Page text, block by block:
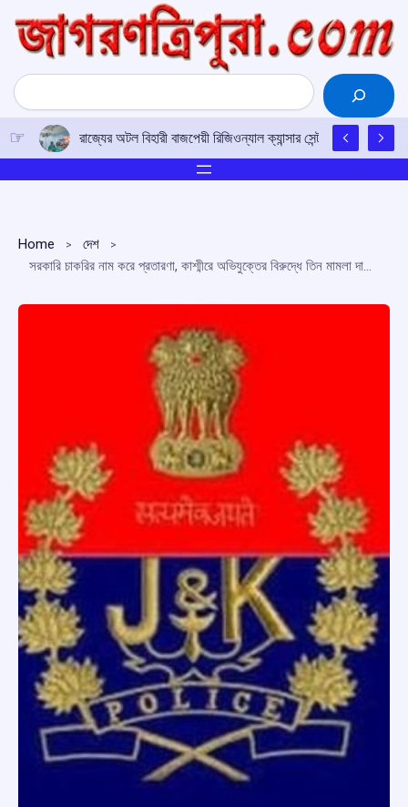
content
Search
রাজ্যের অটল বিহারী বাজপেয়ী রিজিওন্যাল ক্যান্সার সেন্টারে উত্তর-
Home
দেশ
সরকারি চাকরির নাম করে প্রতারণা, কাশ্মীরে অভিযুক্তের বিরুদ্ধে তিন মামলা দায়ের